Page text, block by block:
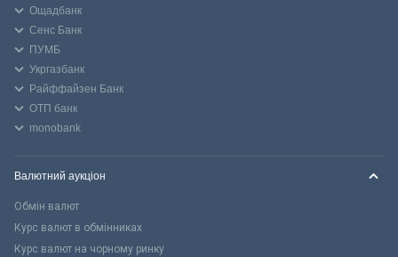
Ощадбанк
Сенс Банк
ПУМБ
Укргазбанк
Райффайзен Банк
ОТП банк
monobank
Валютний аукціон
Обмін валют
Курс валют в обмінниках
Курс валют на чорному ринку